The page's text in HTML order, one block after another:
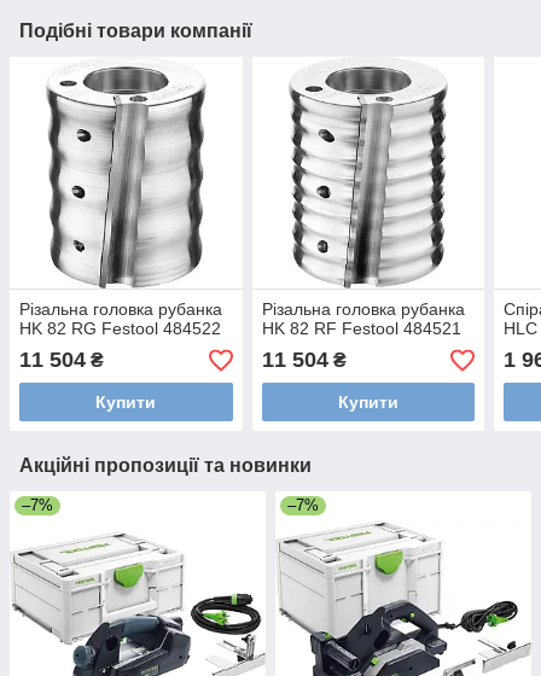
Подібні товари компанії
Різальна головка рубанка
HK 82 RG Festool 484522
11 504 ₴
Купити
Різальна головка рубанка
HK 82 RF Festool 484521
11 504₴
Купити
1
Акційні пропозиції та новинки
–7% –7%